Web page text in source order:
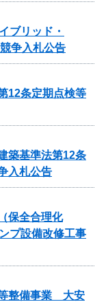
ブリッド・
争入札公告
12条定期点検等
築基準法第12条
入札公告
保全合理化
プ設備改修工事
整備事業 大安